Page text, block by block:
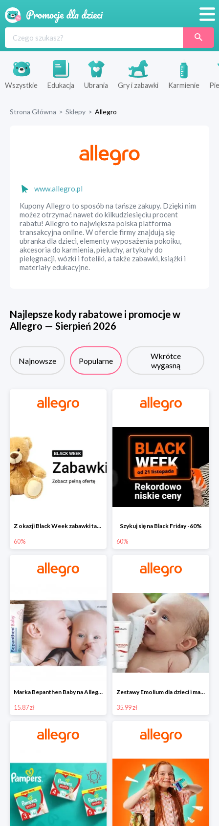
Produkty
Sklepy
Wszystkie Edukacja Ubrania Gry i zabawki Karmienie
Strona Główna > Sklepy > Allegro
www.allegro.pl
Kupony Allegro to sposób na tańsze zakupy. Dzięki nim
możez otrzymać nawet do kilkudziesięciu procent
rabatu! Allegro to największa polska platforma
transakcyjna online. W ofercie firmy znajdują się
ubranka dla dzieci, elementy wyposażenia pokoiku,
akcesoria do karmienia, pieluchy, artykuły do
pielęgnacji, wózki i foteliki, a także zabawki, książki i
materiały edukacyjne.
Najlepsze kody rabatowe i promocje w
Allegro — Sierpień 2026
Najnowsze Popularne
Wkrótce
wygasną
Z okazji Black Week zabawki taniej na allegro.pl
60%
Szykuj się na Black Friday -60%
60%
Marka Bepanthen Baby na Allegro od 15,87 zł!
15.87 zł
Zestawy Emolium dla dzieci i mam na Allegro od 35,99 zł
35.99 zł